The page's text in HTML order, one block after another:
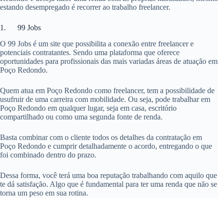
estando desempregado é recorrer ao trabalho freelancer.
1. 99 Jobs
O 99 Jobs é um site que possibilita a conexão entre freelancer e
potenciais contratantes. Sendo uma plataforma que oferece
oportunidades para profissionais das mais variadas áreas de atuação em
Poço Redondo.
Quem atua em Poço Redondo como freelancer, tem a possibilidade de
usufruir de uma carreira com mobilidade. Ou seja, pode trabalhar em
Poço Redondo em qualquer lugar, seja em casa, escritório
compartilhado ou como uma segunda fonte de renda.
Basta combinar com o cliente todos os detalhes da contratação em
Poço Redondo e cumprir detalhadamente o acordo, entregando o que
foi combinado dentro do prazo.
Dessa forma, você terá uma boa reputação trabalhando com aquilo que
te dá satisfação. Algo que é fundamental para ter uma renda que não se
torna um peso em sua rotina.